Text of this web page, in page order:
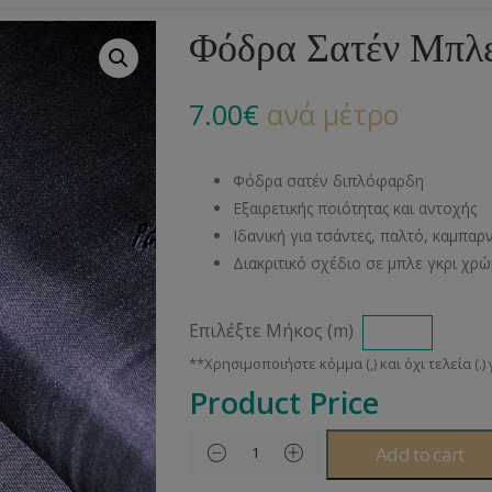
Αλυσίδες
Μεταλλικά Εξαρτήματα
Διάφορα Υλικά
Αξεσουάρ
Μπροντερί
Κιπούρ
Πολυέστερ
Ελαστικές
Φυτίλια- Κορδόνια
Διάφορες Τρέσες
Πουκαμίσου
Στρας
Μοντγκόμερι
Άλλα Υλικά
Φόδρα Σατέν
7.00€ ανά μέτρο
Φόδρα σατέν διπλόφαρδη
Εξαιρετικής ποιότητας και αντοχής
Ιδανική για τσάντες, παλτό,
Διακριτικό σχέδιο σε μπλε γκρι
Επιλέξτε Μήκος (m)
Product Price
Add to cart